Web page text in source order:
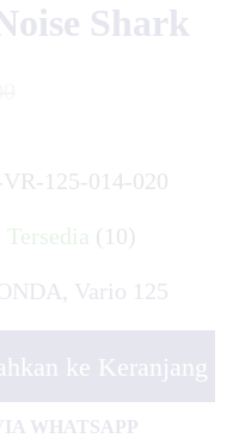
Shark
125-014-020
Tersedia (10)
, Vario 125
ke Keranjang
WHATSAPP